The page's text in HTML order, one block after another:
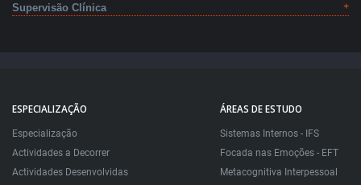
Supervisão Clínica
ESPECIALIZAÇÃO
Especialização
Actividades a Decorrer
Actividades Desenvolvidas
ÁREAS DE ESTUDO
Sistemas Internos - IFS
Focada nas Emoções - EFT
Metacognitiva Interpessoal